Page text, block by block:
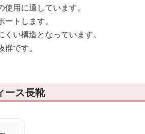
用に適しています。
トします。
い構造となっています。
です。
ース長靴